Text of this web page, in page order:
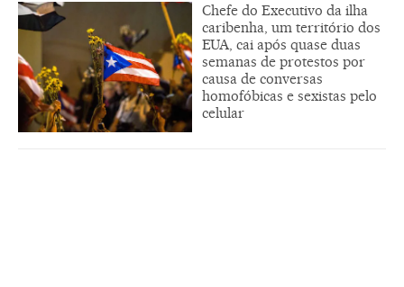
Chefe do Executivo da ilha
caribenha, um território dos
EUA, cai após quase duas
semanas de protestos por
causa de conversas
homofóbicas e sexistas pelo
celular